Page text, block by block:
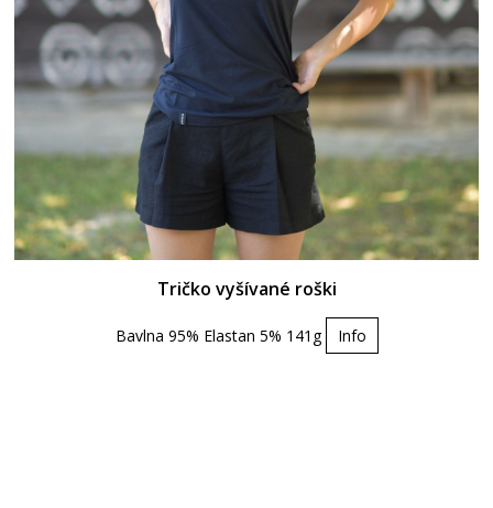
Tričko vyšívané roški
Bavlna 95% Elastan 5% 141g Info